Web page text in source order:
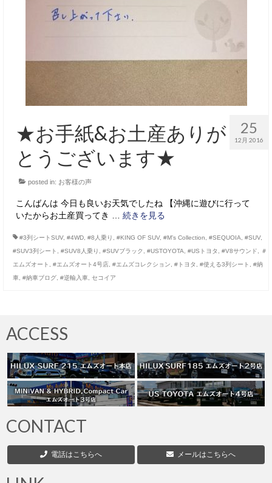
25
12月 2016
★お手紙&お土産ありが
とうございます★
posted in: お客様の声
こんばんは 今日も良いお天気でしたね 【沖縄に遊びに行って
いたからお土産買ってき … 続きを見る
#3列シートSUV, #4WD #8人乗り #KING OF SUV, #M’s Collection #SEQUOIA #SUV,
#SUV3列シート
#SUV8人乗り #SUVブラック #USTOYOTA #USトヨタ #V8サウンド
＃
エムズオート
#エムズオート4号店 #エムズコレクション #トヨタ #使える3列シート
#納
車
#納車ブログ #逆輸入車 セコイア
ACCESS
CONTACT
電話はこちらへ メールはこちらへ